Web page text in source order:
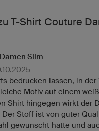
T-Shirt Couture
Slim
bedrucken lassen, in
Motiv auf einem
Shirt hingegen wirkt der
Stoff ist von guter
gewünscht hätte und